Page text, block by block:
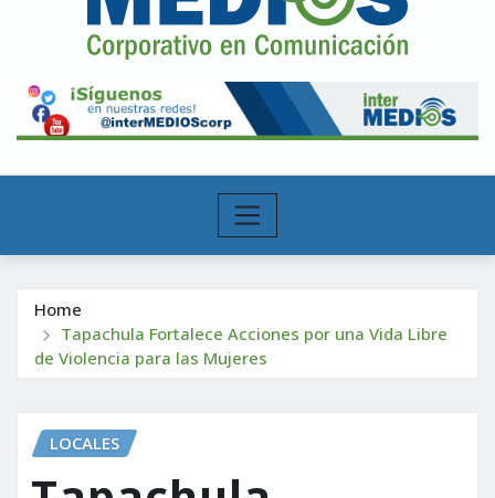
Home
Tapachula Fortalece Acciones por una Vida Libre
de Violencia para las Mujeres
LOCALES